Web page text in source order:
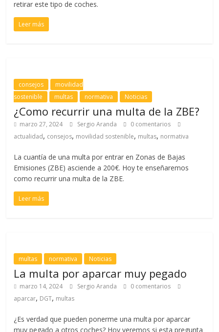
retirar este tipo de coches.
Leer más
consejos
movilidad
sostenible
multas normativa Noticias
¿Como recurrir una multa de la ZBE?
marzo 27, 2024 Sergio Aranda
0 comentarios
actualidad, consejos, movilidad sostenible, multas, normativa
La cuantía de una multa por entrar en Zonas de Bajas
Emisiones (ZBE) asciende a 200€. Hoy te enseñaremos
como recurrir una multa de la ZBE.
Leer más
multas normativa Noticias
La multa por aparcar muy pegado
marzo 14, 2024 Sergio Aranda
0 comentarios
aparcar, DGT, multas
¿Es verdad que pueden ponerme una multa por aparcar
muy pegado a otros coches? Hoy veremos si esta pregunta